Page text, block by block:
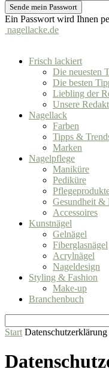
Ein Passwort wird Ihnen
nagellacke.de
Frisch lackiert
Die neuesten
Die besten
Liebling der
Unsere
Nagellack
Farben
Tipps &
Marken
Nagelpflege
Maniküre
Pediküre
Gesundheit &
Accessoires
Kunstnägel
Gelnägel
Fiberglasnägel
Acrylnägel
Nageldesign
Styling & Fashion
Make-up
Branchenbuch
Start Datenschutzerklärung